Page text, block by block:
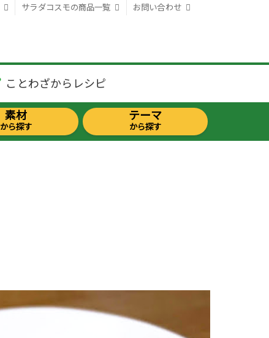
ことわざから レシピ
サラダコスモの商品一覧 お問い合わせ
素材
から探す
テーマ
から探す